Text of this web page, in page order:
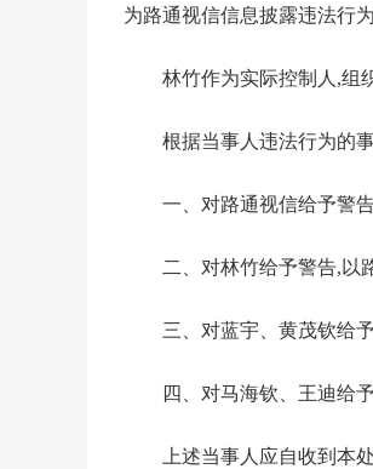
为路通视信信息披露违法行
林竹作为实际控制人,组
根据当事人违法行为的
一、对路通视信给予警
二、对林竹给予警告,以
三、对蓝宇、黄茂钦给
四、对马海钦、王迪给
上述当事人应自收到本